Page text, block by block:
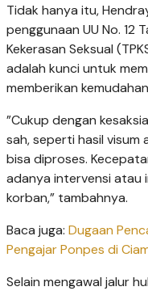
​Tidak hanya itu,
penggunaan UU No. 12
Kekerasan Seksual
adalah kunci untuk
memberikan
​”Cukup dengan
sah, seperti hasil visum
bisa diproses.
adanya intervensi atau
korban,” tambahnya.
Baca juga: Dugaan
Pengajar Ponpes di
​Selain mengawal jalur